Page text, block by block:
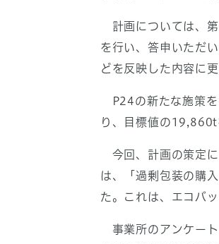
計画については、第
を行い、答申いただ
どを反映した内容に更
P24の新たな施策を
り、目標値の
今回、計画の策定に
は、「過剰包装の購
た。これは、エコバ
事業所のアンケート